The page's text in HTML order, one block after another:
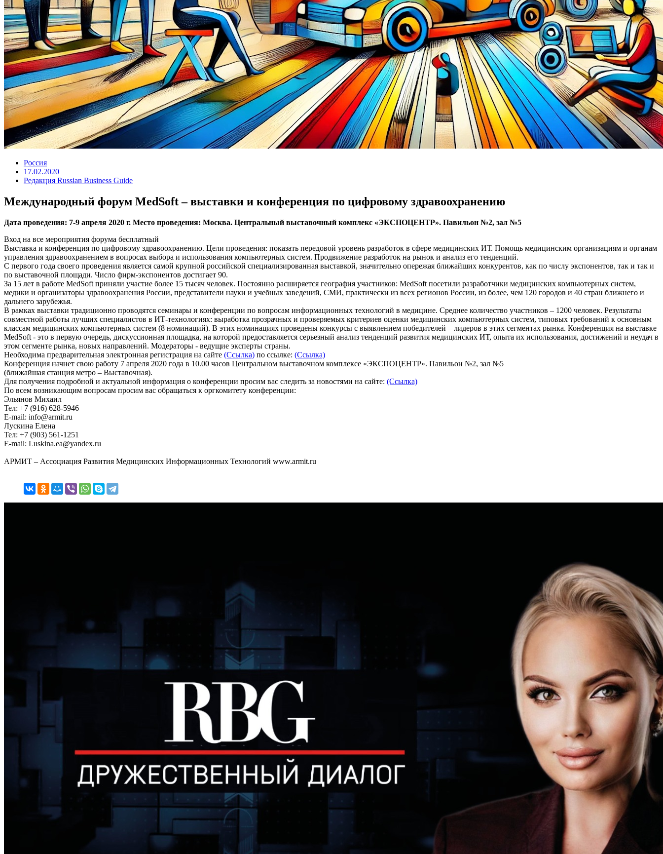
Россия
17.02.2020
Редакция Russian Business Guide
Международный форум MedSoft – выставки и конференция по цифровому здравоохранению
Дата проведения: 7-9 апреля 2020 г. Место проведения: Москва. Центральный выставочный комплекс «ЭКСПОЦЕНТР». Павильон №2, зал №5
Вход на все мероприятия форума бесплатный
Выставка и конференция по цифровому здравоохранению. Цели проведения: показать передовой уровень разработок в сфере медицинских ИТ. Помощь медицинским организациям и органам
управления здравоохранением в вопросах выбора и использования компьютерных систем. Продвижение разработок на рынок и анализ его тенденций.
С первого года своего проведения является самой крупной российской специализированная выставкой, значительно опережая ближайших конкурентов, как по числу экспонентов, так и так и
по выставочной площади. Число фирм-экспонентов достигает 90.
За 15 лет в работе MedSoft приняли участие более 15 тысяч человек. Постоянно расширяется география участников: MedSoft посетили разработчики медицинских компьютерных систем,
медики и организаторы здравоохранения России, представители науки и учебных заведений, СМИ, практически из всех регионов России, из более, чем 120 городов и 40 стран ближнего и
дальнего зарубежья.
В рамках выставки традиционно проводятся семинары и конференции по вопросам информационных технологий в медицине. Среднее количество участников – 1200 человек. Результаты
совместной работы лучших специалистов в ИТ-технологиях: выработка прозрачных и проверяемых критериев оценки медицинских компьютерных систем, типовых требований к основным
классам медицинских компьютерных систем (8 номинаций). В этих номинациях проведены конкурсы с выявлением победителей – лидеров в этих сегментах рынка. Конференция на выставке
MedSoft - это в первую очередь, дискуссионная площадка, на которой предоставляется серьезный анализ тенденций развития медицинских ИТ, опыта их использования, достижений и неудач в
этом сегменте рынка, новых направлений. Модераторы - ведущие эксперты страны.
Необходима предварительная электронная регистрация на сайте (Ссылка) по ссылке: (Ссылка)
Конференция начнет свою работу 7 апреля 2020 года в 10.00 часов Центральном выставочном комплексе «ЭКСПОЦЕНТР». Павильон №2, зал №5
(ближайшая станция метро – Выставочная).
Для получения подробной и актуальной информация о конференции просим вас следить за новостями на сайте: (Ссылка)
По всем возникающим вопросам просим вас обращаться к оргкомитету конференции:
Эльянов Михаил
Тел: +7 (916) 628-5946
E-mail: info@armit.ru
Лускина Елена
Тел: +7 (903) 561-1251
E-mail: Luskina.ea@yandex.ru
АРМИТ – Ассоциация Развития Медицинских Информационных Технологий www.armit.ru